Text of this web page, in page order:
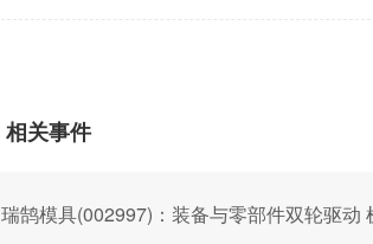
相关事件
瑞鹄模具(002997)：装备与零部件双轮驱动